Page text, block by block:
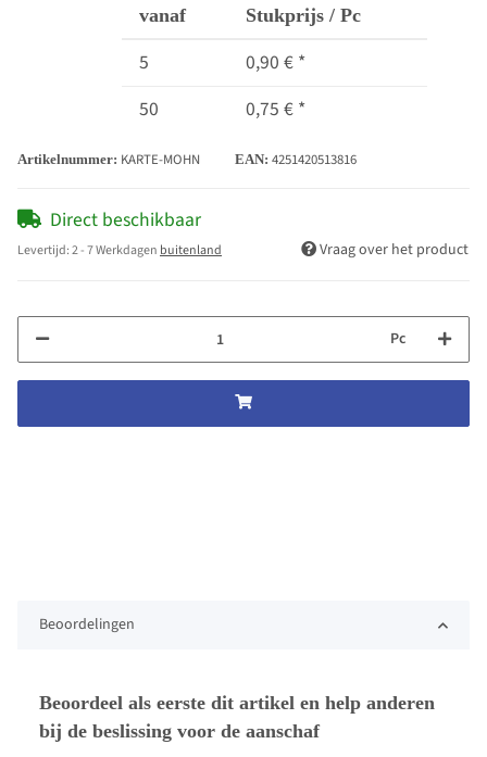
vanaf Stukprijs / Pc
5 0,90 € *
50
0,75 € *
Artikelnummer: KARTE-MOHN EAN: 4251420513816
Direct beschikbaar
Levertijd:2 - 7 Werkdagen buitenland Vraag over het product
Pc
Beoordelingen
Beoordeel als eerste dit artikel en help anderen
bij de beslissing voor de aanschaf